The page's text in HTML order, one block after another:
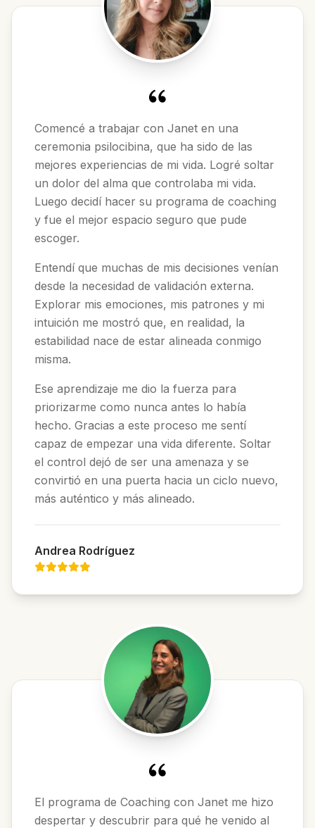
Comencé a trabajar con Janet en una
ceremonia psilocibina, que ha sido de las
mejores experiencias de mi vida. Logré soltar
un dolor del alma que controlaba mi vida.
Luego decidí hacer su programa de coaching
y fue el mejor espacio seguro que pude
escoger.
Entendí que muchas de mis decisiones venían
desde la necesidad de validación externa.
Explorar mis emociones, mis patrones y mi
intuición me mostró que, en realidad, la
estabilidad nace de estar alineada conmigo
misma.
Ese aprendizaje me dio la fuerza para
priorizarme como nunca antes lo había
hecho. Gracias a este proceso me sentí
capaz de empezar una vida diferente. Soltar
el control dejó de ser una amenaza y se
convirtió en una puerta hacia un ciclo nuevo,
más auténtico y más alineado.
Andrea Rodríguez
El programa de Coaching con Janet me hizo
despertar y descubrir para qué he venido al